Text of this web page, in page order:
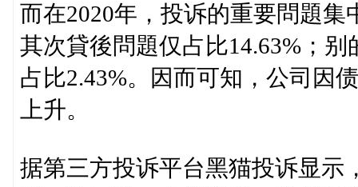
而在2020年，投诉的重要問題集
其次貸後問題仅占比14.63%；
占比2.43%。因而可知，公司因
上升。
据第三方投诉平台黑猫投诉显示